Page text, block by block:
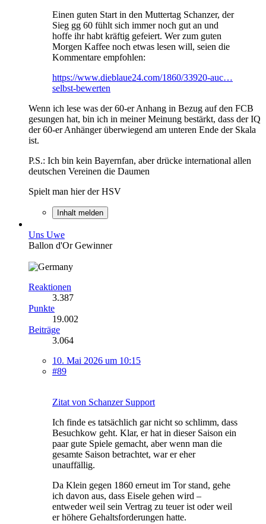
Einen guten Start in den Muttertag Schanzer, der
Sieg gg 60 fühlt sich immer noch gut an und
hoffe ihr habt kräftig gefeiert. Wer zum guten
Morgen Kaffee noch etwas lesen will, seien die
Kommentare empfohlen:
https://www.dieblaue24.com/1860/33920-auc…
selbst-bewerten
Wenn ich lese was der 60-er Anhang in Bezug auf den FCB
gesungen hat, bin ich in meiner Meinung bestärkt, dass der IQ
der 60-er Anhänger überwiegend am unteren Ende der Skala
ist.
P.S.: Ich bin kein Bayernfan, aber drücke international allen
deutschen Vereinen die Daumen
Spielt man hier der HSV
Inhalt melden
Uns Uwe
Ballon d'Or Gewinner
Reaktionen
3.387
Punkte
19.002
Beiträge
3.064
10. Mai 2026 um 10:15
#89
Zitat von Schanzer Support
Ich finde es tatsächlich gar nicht so schlimm, dass
Besuchkow geht. Klar, er hat in dieser Saison ein
paar gute Spiele gemacht, aber wenn man die
gesamte Saison betrachtet, war er eher
unauffällig.
Da Klein gegen 1860 erneut im Tor stand, gehe
ich davon aus, dass Eisele gehen wird –
entweder weil sein Vertrag zu teuer ist oder weil
er höhere Gehaltsforderungen hatte.